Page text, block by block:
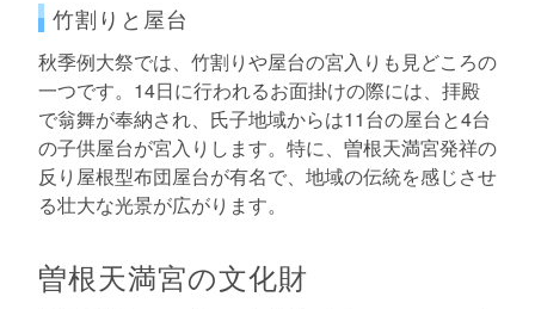
竹割りと屋台
秋季例大祭では、竹割りや屋台の宮入りも見どころの
一つです。14日に行われるお面掛けの際には、拝殿
で翁舞が奉納され、氏子地域からは11台の屋台と4台
の子供屋台が宮入りします。特に、曽根天満宮発祥の
反り屋根型布団屋台が有名で、地域の伝統を感じさせ
る壮大な光景が広がります。
曽根天満宮の文化財